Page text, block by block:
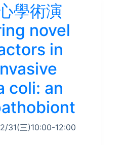
學術演
novel
in
coli: an
31(三)10:00-12:00